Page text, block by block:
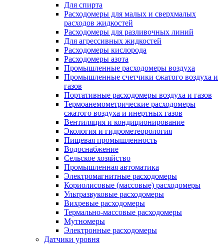
Для спирта
Расходомеры для малых и сверхмалых
расходов жидкостей
Расходомеры для разливочных линий
Для агрессивных жидкостей
Расходомеры кислорода
Расходомеры азота
Промышленные расходомеры воздуха
Промышленные счетчики сжатого воздуха и
газов
Портативные расходомеры воздуха и газов
Термоанемометрические расходомеры
сжатого воздуха и инертных газов
Вентиляция и кондиционирование
Экология и гидрометеорология
Пищевая промышленность
Водоснабжение
Сельское хозяйство
Промышленная автоматика
Электромагнитные расходомеры
Кориолисовые (массовые) расходомеры
Ультразвуковые расходомеры
Вихревые расходомеры
Термально-массовые расходомеры
Мутномеры
Электронные расходомеры
Датчики уровня